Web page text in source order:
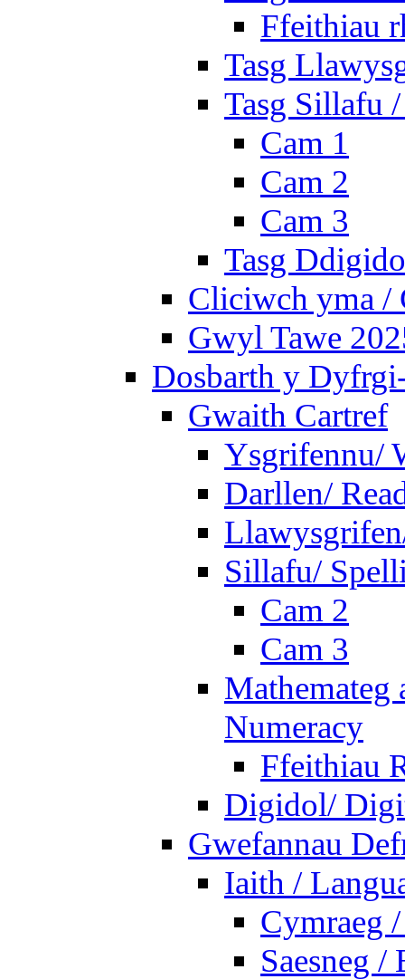
Ffeithiau
Tasg
Tasg Sillafu
Cam 1
Cam 2
Cam 3
Tasg
Cliciwch yma /
Gwyl Tawe
Dosbarth y
Gwaith Cartref
Ysgrifennu/
Darllen/
Sillafu/
Cam 2
Cam 3
Mathemateg
Numeracy
Ffeithiau
Digidol/
Gwefannau
Iaith /
Cymraeg
Saesneg /